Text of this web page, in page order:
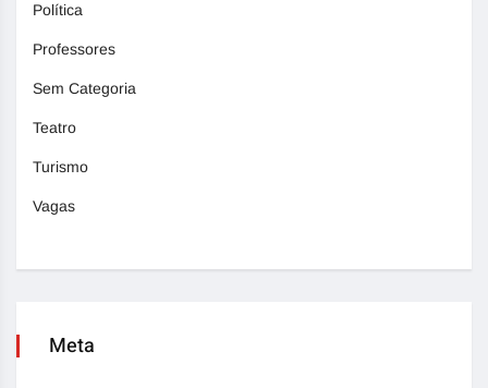
Política
Professores
Sem Categoria
Teatro
Turismo
Vagas
Meta